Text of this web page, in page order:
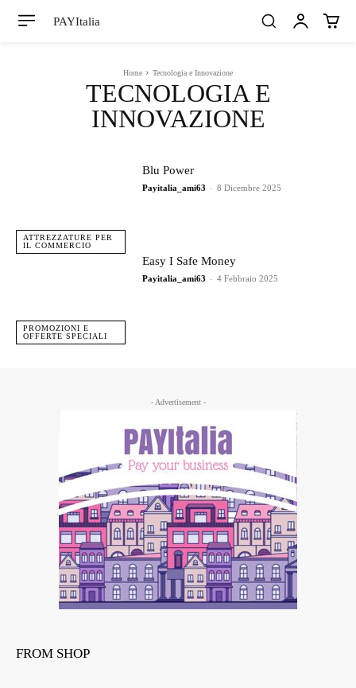
PAYItalia
Home Tecnologia e Innovazione
TECNOLOGIA E
INNOVAZIONE
ATTREZZATURE PER
IL COMMERCIO
Blu Power
Payitalia_ami63 - 8 Dicembre 2025
PROMOZIONI E
OFFERTE SPECIALI
Easy I Safe Money
Payitalia_ami63 - 4 Febbraio 2025
- Advertisement -
FROM SHOP